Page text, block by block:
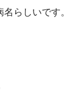
らしいです。